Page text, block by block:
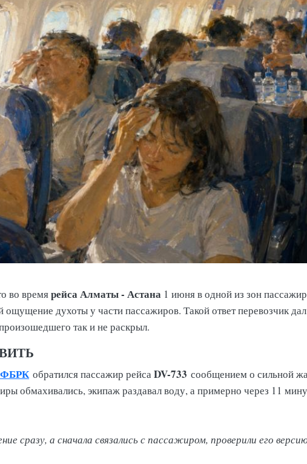
во времярейса Алматы - Астана 1 июня в одной из зон
духоты у части пассажиров. Такой ответ перевозчик
так и не раскрыл.
ФБРКобратился пассажир рейсаDV-733 сообщением о сильной
обмахивались, экипаж раздавал воду, а примерно через 11
сразу, а сначала связались с пассажиром, проверили его